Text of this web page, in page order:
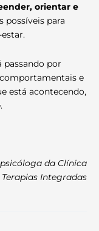
orientar e
possíveis para
passando por
e
está acontecendo,
da Clínica
Integradas